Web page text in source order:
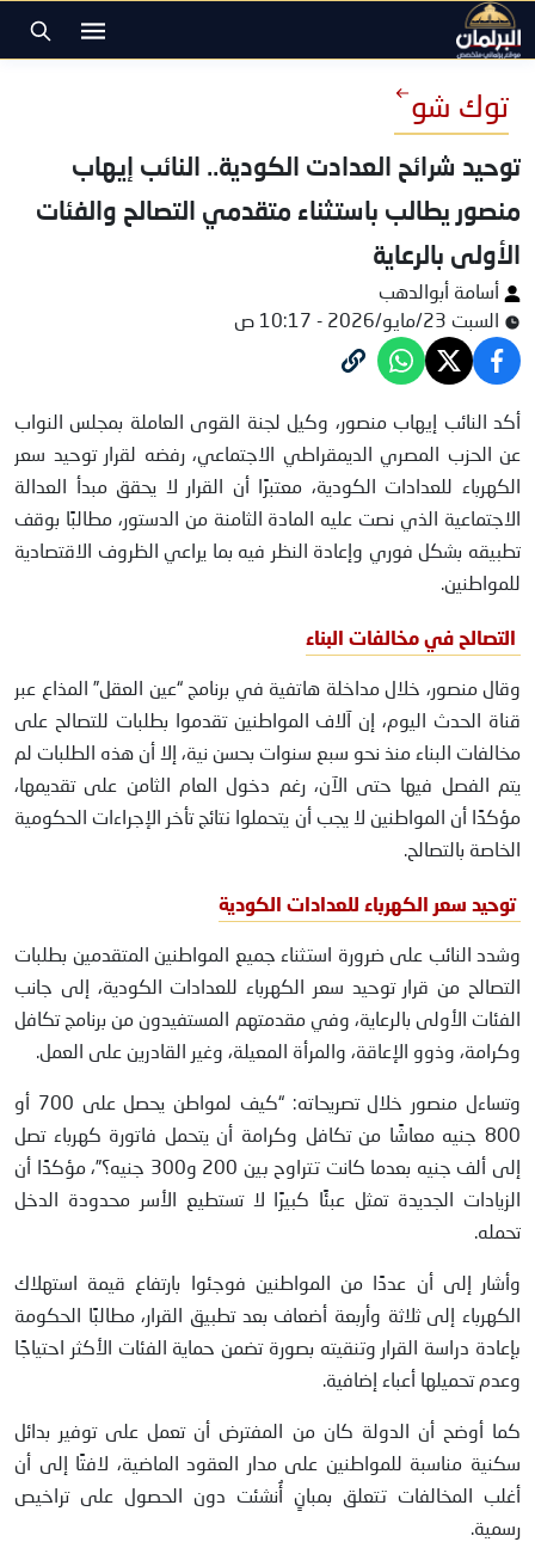
توك شو
توحيد شرائح العدادت الكودية.. النائب إيهاب
منصور يطالب باستثناء متقدمي التصالح والفئات
الأولى بالرعاية
أسامة أبوالدهب
السبت 23/مايو/2026 - 10:17 ص
النائب إيهاب منصور
أكد النائب إيهاب منصور، وكيل لجنة القوى العاملة بمجلس النواب
عن الحزب المصري الديمقراطي الاجتماعي، رفضه لقرار توحيد سعر
الكهرباء للعدادات الكودية، معتبرًا أن القرار لا يحقق مبدأ العدالة
الاجتماعية الذي نصت عليه المادة الثامنة من الدستور، مطالبًا بوقف
تطبيقه بشكل فوري وإعادة النظر فيه بما يراعي الظروف الاقتصادية
للمواطنين.
التصالح في مخالفات البناء
وقال منصور، خلال مداخلة هاتفية في برنامج “عين العقل” المذاع عبر
قناة الحدث اليوم، إن آلاف المواطنين تقدموا بطلبات للتصالح على
مخالفات البناء منذ نحو سبع سنوات بحسن نية، إلا أن هذه الطلبات لم
يتم الفصل فيها حتى الآن، رغم دخول العام الثامن على تقديمها،
مؤكدًا أن المواطنين لا يجب أن يتحملوا نتائج تأخر الإجراءات الحكومية
الخاصة بالتصالح.
توحيد سعر الكهرباء للعدادات الكودية
وشدد النائب على ضرورة استثناء جميع المواطنين المتقدمين بطلبات
التصالح من قرار توحيد سعر الكهرباء للعدادات الكودية، إلى جانب
الفئات الأولى بالرعاية، وفي مقدمتهم المستفيدون من برنامج تكافل
وكرامة، وذوو الإعاقة، والمرأة المعيلة، وغير القادرين على العمل.
وتساءل منصور خلال تصريحاته: “كيف لمواطن يحصل على 700 أو
800 جنيه معاشًا من تكافل وكرامة أن يتحمل فاتورة كهرباء تصل
إلى ألف جنيه بعدما كانت تتراوح بين 200 و300 جنيه؟”، مؤكدًا أن
الزيادات الجديدة تمثل عبئًا كبيرًا لا تستطيع الأسر محدودة الدخل
تحمله.
وأشار إلى أن عددًا من المواطنين فوجئوا بارتفاع قيمة استهلاك
الكهرباء إلى ثلاثة وأربعة أضعاف بعد تطبيق القرار، مطالبًا الحكومة
بإعادة دراسة القرار وتنقيته بصورة تضمن حماية الفئات الأكثر احتياجًا
وعدم تحميلها أعباء إضافية.
كما أوضح أن الدولة كان من المفترض أن تعمل على توفير بدائل
سكنية مناسبة للمواطنين على مدار العقود الماضية، لافتًا إلى أن
أغلب المخالفات تتعلق بمبانٍ أُنشئت دون الحصول على تراخيص
رسمية.